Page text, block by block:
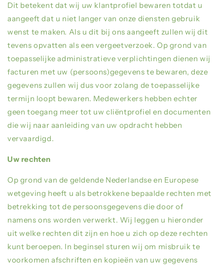
Dit betekent dat wij uw klantprofiel bewaren totdat u
aangeeft dat u niet langer van onze diensten gebruik
wenst te maken. Als u dit bij ons aangeeft zullen wij dit
tevens opvatten als een vergeetverzoek. Op grond van
toepasselijke administratieve verplichtingen dienen wij
facturen met uw (persoons)gegevens te bewaren, deze
gegevens zullen wij dus voor zolang de toepasselijke
termijn loopt bewaren. Medewerkers hebben echter
geen toegang meer tot uw cliëntprofiel en documenten
die wij naar aanleiding van uw opdracht hebben
vervaardigd.
Uw rechten
Op grond van de geldende Nederlandse en Europese
wetgeving heeft u als betrokkene bepaalde rechten met
betrekking tot de persoonsgegevens die door of
namens ons worden verwerkt. Wij leggen u hieronder
uit welke rechten dit zijn en hoe u zich op deze rechten
kunt beroepen. In beginsel sturen wij om misbruik te
voorkomen afschriften en kopieën van uw gegevens